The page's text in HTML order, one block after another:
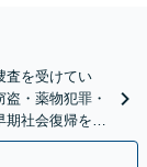
査を受けてい
・薬物犯罪・
期社会復帰を粘
】